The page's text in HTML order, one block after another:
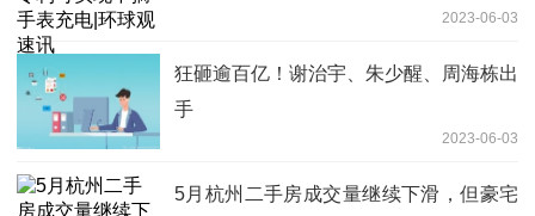
2023-06-03
狂砸逾百亿！谢治宇、朱少醒、周海栋出
手
2023-06-03
5月杭州二手房成交量继续下滑，但豪宅